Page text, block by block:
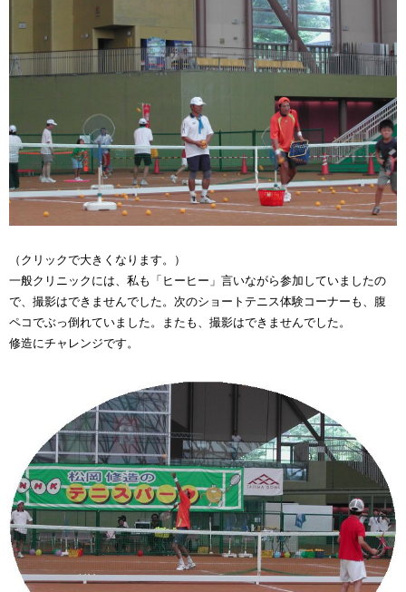
（クリックで大きくなります。）
一般クリニックには、私も「ヒーヒー」言いながら参加していましたの
で、撮影はできませんでした。次のショートテニス体験コーナーも、腹
ペコでぶっ倒れていました。またも、撮影はできませんでした。
修造にチャレンジです。